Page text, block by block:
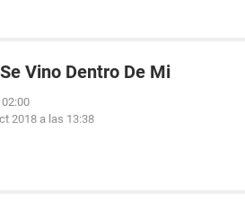
Vino Dentro De Mi
2018 a las 13:38